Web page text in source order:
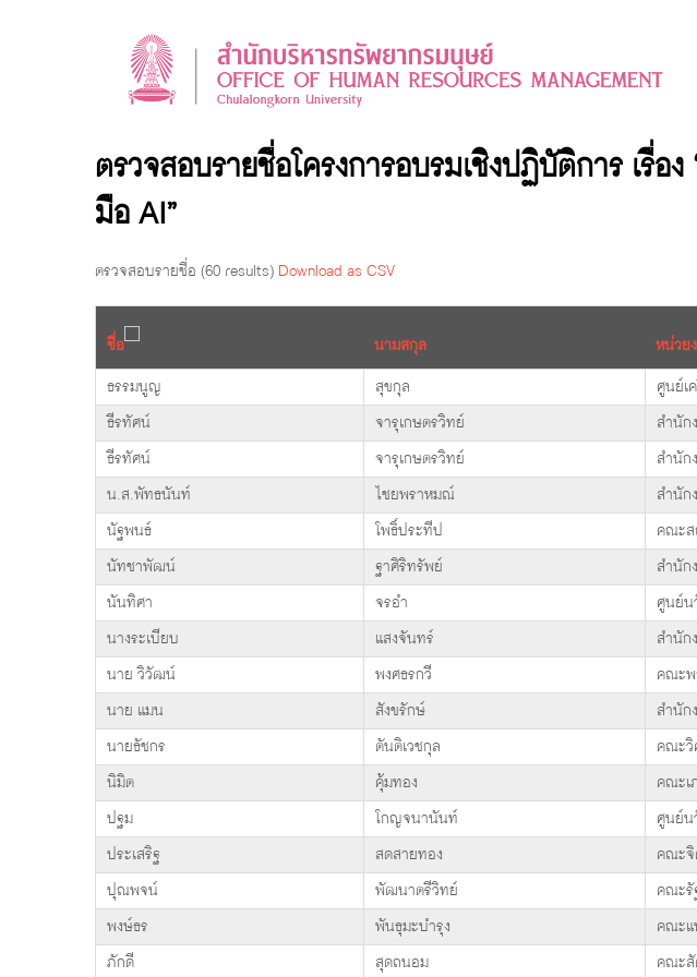
ตรวจสอบรายชื่อโครงการอบรมเชิงปฏิบัติการ เรื่
มือ AI”
ตรวจสอบรายชื่อ (60 results) Download as CSV
ชื่อ นามสกุล
หน่วย
ธรรมนูญ
สุขกุล
ศูนย์เ
ธีรทัศน์
จารุเกษตรวิทย์
สำนัก
ธีรทัศน์
จารุเกษตรวิทย์
สำนัก
น.ส.พัทธนันท์
ไชยพราหมณ์
สำนัก
นัฐพนธ์
โพธิ์ประทีป
คณะส
นัทชาพัฒน์
ฐาศิริทรัพย์
สำนัก
นันทิศา
จรอำ
ศูนย์น
นางระเบียบ
แสงจันทร์
สำนัก
นาย วิวัฒน์
พงศธรกวี
คณะพ
นาย แมน
สังขรักษ์
สำนัก
นายธัชกร
ตันติเวชกุล
คณะวิ
นิมิต
คุ้มทอง
คณะเ
ปฐม
โกญจนานันท์
ศูนย์น
ประเสริฐ
สดสายทอง
คณะ
ปุณพจน์
พัฒนาตรีวิทย์
คณะรั
พงษ์ธร
พันธุมะบำรุง
คณะ
ภักดี
สุดถนอม คณะสั